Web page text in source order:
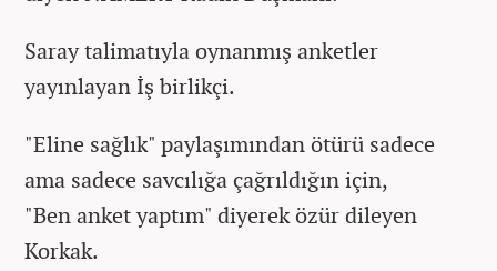
Saray talimatıyla oynanmış anketler
yayınlayan İş birlikçi.
"Eline sağlık" paylaşımından ötürü sadece
ama sadece savcılığa çağrıldığın için,
"Ben anket yaptım" diyerek özür dileyen
Korkak.